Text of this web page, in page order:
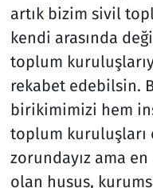
artık bizim sivil
kendi arasında
toplum
rekabet edebilsin.
birikimimizi hem
toplum kuruluşları
zorundayız ama
olan husus,